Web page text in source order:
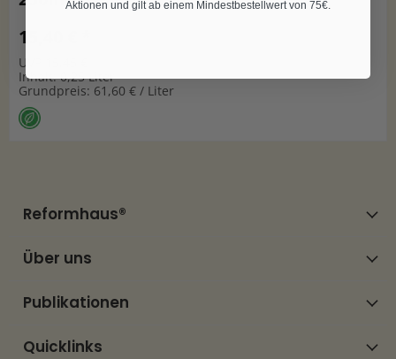
15,40 € *
UVP 15,45 €
Inhalt: 0,25 Liter
Grundpreis: 61,60 € / Liter
Reformhaus®
Über uns
Publikationen
Quicklinks
Aktionen und gilt ab einem Mindestbestellwert von 75€.